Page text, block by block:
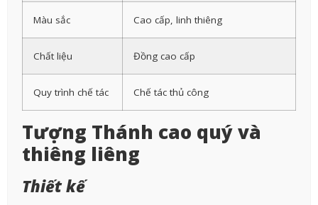
Màu sắc Cao cấp, linh thiêng
Chất liệu Đồng cao cấp
Quy trình chế tác Chế tác thủ công
Tượng Thánh cao quý và
thiêng liêng
Thiết kế